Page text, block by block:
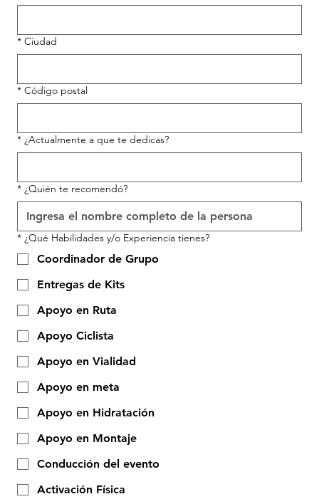
* Ciudad
* Código postal
* ¿Actualmente a que te dedicas?
* ¿Quién te recomendó?
* ¿Qué Habilidades y/o Experiencia tienes?
Coordinador de Grupo
Entregas de Kits
Apoyo en Ruta
Apoyo Ciclista
Apoyo en Vialidad
Apoyo en meta
Apoyo en Hidratación
Apoyo en Montaje
Conducción del evento
Activación Física